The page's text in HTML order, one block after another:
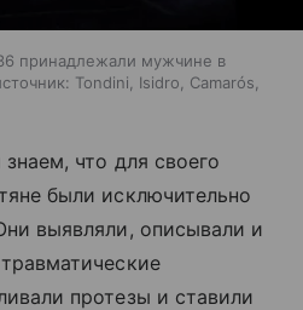
принадлежали мужчине в
Tondini, Isidro, Camarós,
что для своего
были исключительно
выявляли, описывали и
протезы и ставили